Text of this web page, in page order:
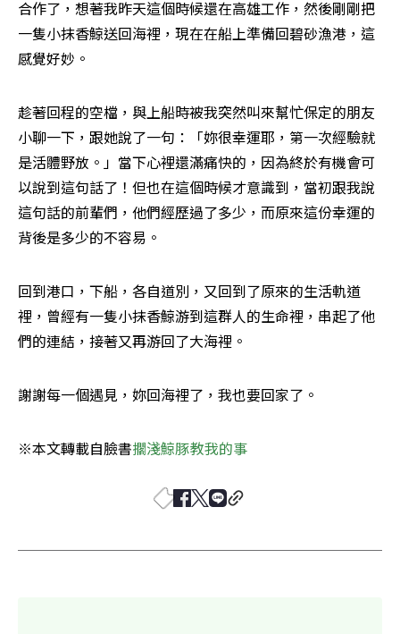
合作了，想著我昨天這個時候還在高雄工作，然後剛剛把
一隻小抹香鯨送回海裡，現在在船上準備回碧砂漁港，這
感覺好妙。
趁著回程的空檔，與上船時被我突然叫來幫忙保定的朋友
小聊一下，跟她說了一句：「妳很幸運耶，第一次經驗就
是活體野放。」當下心裡還滿痛快的，因為終於有機會可
以說到這句話了！但也在這個時候才意識到，當初跟我說
這句話的前輩們，他們經歷過了多少，而原來這份幸運的
背後是多少的不容易。
回到港口，下船，各自道別，又回到了原來的生活軌道
裡，曾經有一隻小抹香鯨游到這群人的生命裡，串起了他
們的連結，接著又再游回了大海裡。
謝謝每一個遇見，妳回海裡了，我也要回家了。
※本文轉載自臉書擱淺鯨豚教我的事